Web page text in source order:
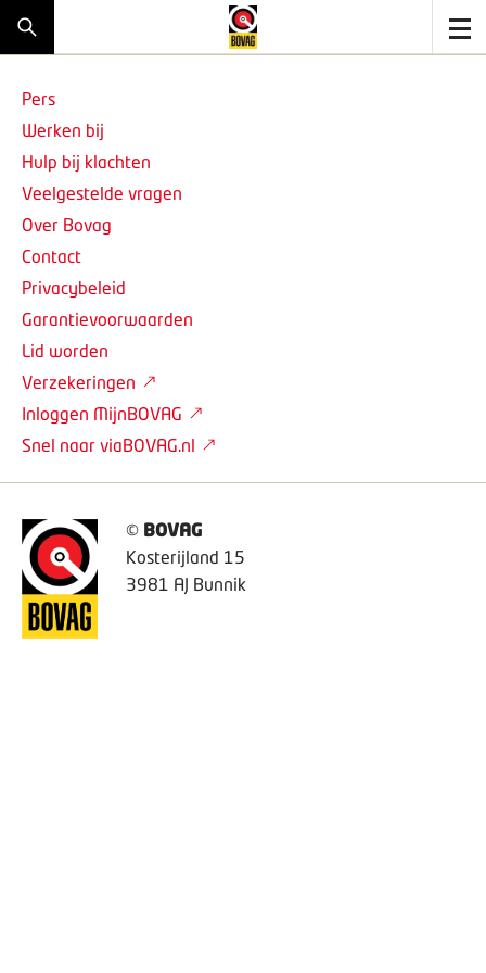
© BOVAG
Kosterijland 15
3981 AJ Bunnik
Pers
Werken bij
Hulp bij klachten
Veelgestelde vragen
Over Bovag
Contact
Privacybeleid
Garantievoorwaarden
Lid worden
Verzekeringen
Inloggen MijnBOVAG
Snel naar viaBOVAG.nl